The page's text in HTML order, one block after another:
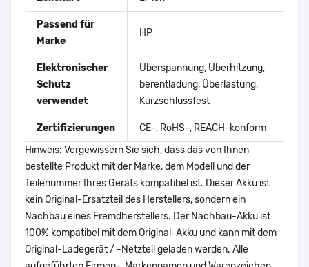
Passend für
Marke
HP
Elektronischer
Schutz
verwendet
Überspannung, Überhitzung,
berentladung, Überlastung,
Kurzschlussfest
Zertifizierungen
CE-, RoHS-, REACH-konform
Hinweis: Vergewissern Sie sich, dass das von Ihnen
bestellte Produkt mit der Marke, dem Modell und der
Teilenummer Ihres Geräts kompatibel ist. Dieser Akku ist
kein Original-Ersatzteil des Herstellers, sondern ein
Nachbau eines Fremdherstellers. Der Nachbau-Akku ist
100% kompatibel mit dem Original-Akku und kann mit dem
Original-Ladegerät / -Netzteil geladen werden. Alle